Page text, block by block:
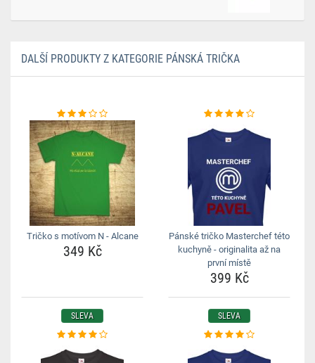
DALŠÍ PRODUKTY Z KATEGORIE PÁNSKÁ TRIČKA
Tričko s motívom N - Alcane
349 Kč
Pánské tričko Masterchef této
kuchyně - originalita až na
první místě
399 Kč
SLEVA SLEVA